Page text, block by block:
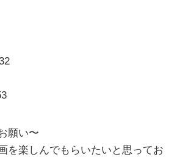
願い〜
を楽しんでもらいたいと思ってお